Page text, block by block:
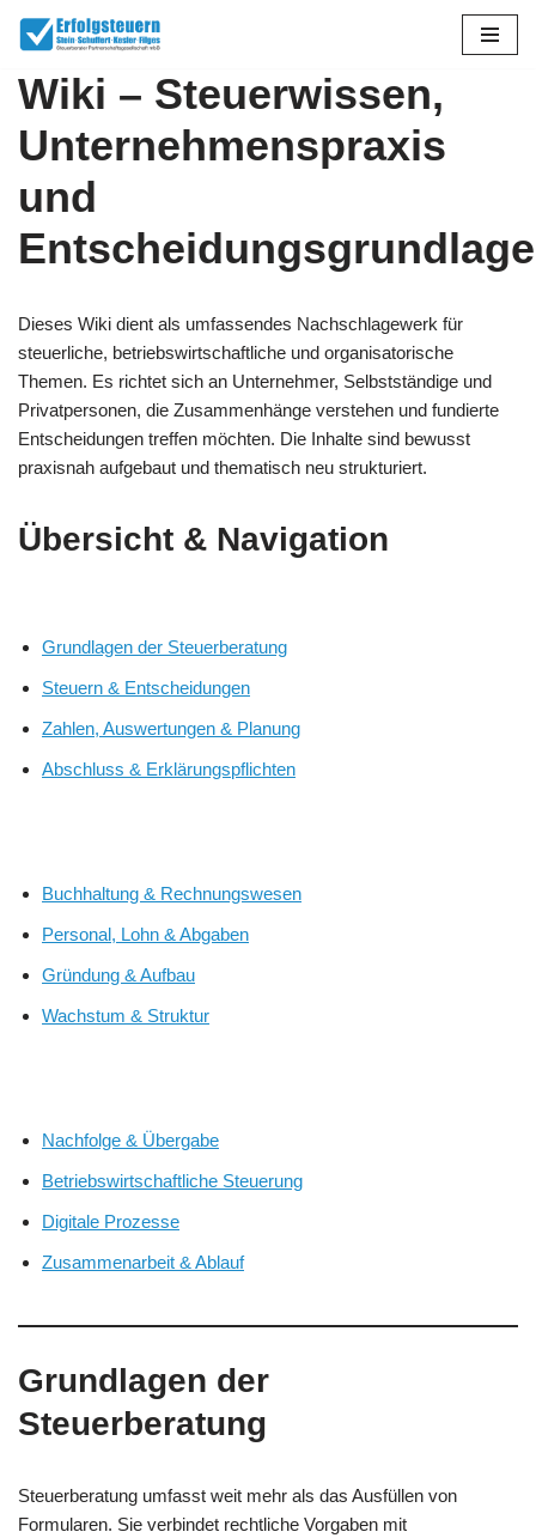
Inhalt
Wiki – Steuerwissen,
Unternehmenspraxis
und
Dieses Wiki dient als umfassendes Nachschlagewerk für
steuerliche, betriebswirtschaftliche und organisatorische
Themen. Es richtet sich an Unternehmer, Selbstständige und
Privatpersonen, die Zusammenhänge verstehen und fundierte
Entscheidungen treffen möchten. Die Inhalte sind bewusst
praxisnah aufgebaut und thematisch neu strukturiert.
Übersicht & Navigation
Grundlagen der Steuerberatung
Steuern & Entscheidungen
Zahlen, Auswertungen & Planung
Abschluss & Erklärungspflichten
Buchhaltung & Rechnungswesen
Personal, Lohn & Abgaben
Gründung & Aufbau
Wachstum & Struktur
Nachfolge & Übergabe
Betriebswirtschaftliche Steuerung
Digitale Prozesse
Zusammenarbeit & Ablauf
Grundlagen der
Steuerberatung
Steuerberatung umfasst weit mehr als das Ausfüllen von
Formularen. Sie verbindet rechtliche Vorgaben mit